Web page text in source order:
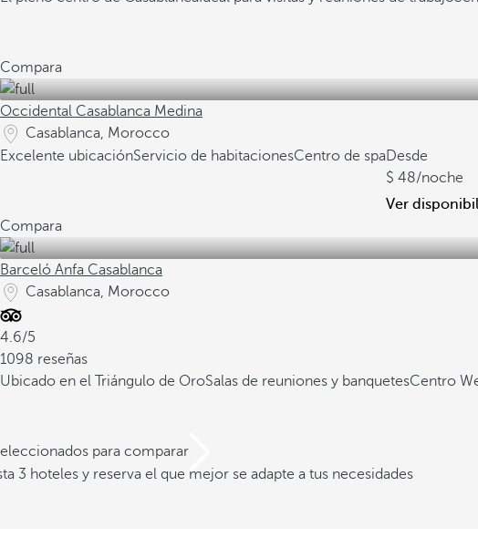
Compara
Occidental Casablanca Medina
Casablanca, Morocco
Excelente ubicaciónServicio de habitacionesCentro de spaDesde
48/noche
Ver
Compara
Barceló Anfa Casablanca
Casablanca, Morocco
4.6/5
1098 reseñas
Ubicado en el Triángulo de OroSalas de reuniones y banquetesCentro
para comparar
3 hoteles y reserva el que mejor se adapte a tus necesidades